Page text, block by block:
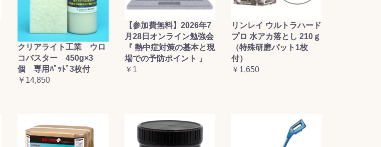
クリアライト工業 ウロ
コバスター 450g×3
個 専用ﾊﾟｯﾄﾞ3枚付
￥14,850
【参加費無料】2026年7
月28日オンライン勉強会
『 熱中症対策の基本と現
場での予防ポイント 』
￥1
リンレイ ウルトラハード
プロ 水アカ落とし 210ｇ
（特殊研磨パット1枚
付）
￥1,650